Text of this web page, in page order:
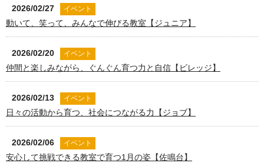
2026/02/27 イベント
動いて、笑って、みんなで伸びる教室【ジュニア】
2026/02/20 イベント
仲間と楽しみながら、ぐんぐん育つ力と自信【ビレッジ】
2026/02/13 イベント
日々の活動から育つ、社会につながる力【ジョブ】
2026/02/06 イベント
安心して挑戦できる教室で育つ1月の姿【佐鳴台】